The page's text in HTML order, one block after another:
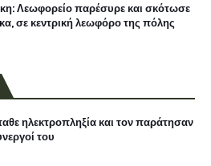
Λεωφορείο παρέσυρε και σκότωσε
σε κεντρική λεωφόρο της πόλης
ηλεκτροπληξία και τον παράτησαν
του